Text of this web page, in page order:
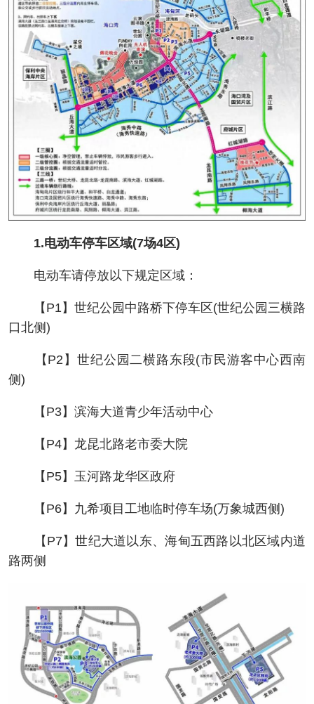
1.电动车停车区域(7场4区)
电动车请停放以下规定区域：
【P1】世纪公园中路桥下停车区(世纪公园三横路
口北侧)
【P2】世纪公园二横路东段(市民游客中心西南
侧)
【P3】滨海大道青少年活动中心
【P4】龙昆北路老市委大院
【P5】玉河路龙华区政府
【P6】九希项目工地临时停车场(万象城西侧)
【P7】世纪大道以东、海甸五西路以北区域内道
路两侧